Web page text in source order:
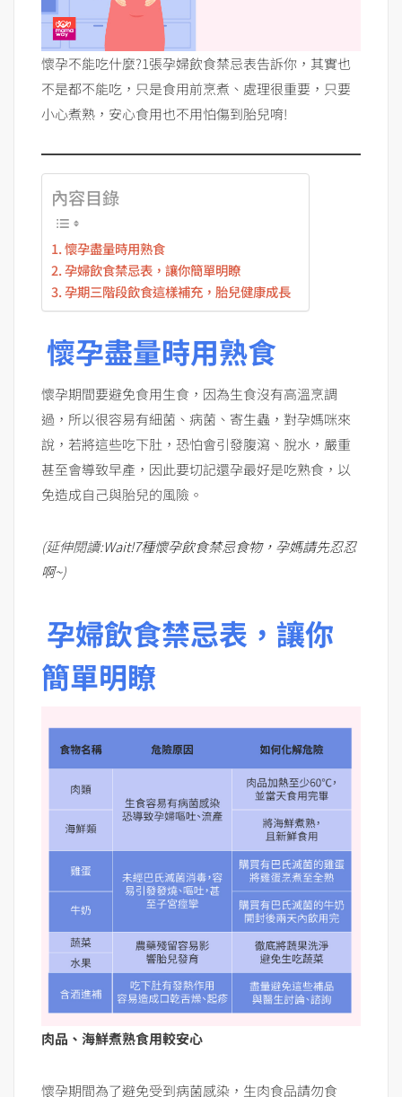
懷孕不能吃什麼?1張孕婦飲食禁忌表告訴你，其實也
不是都不能吃，只是食用前烹煮、處理很重要，只要
小心煮熟，安心食用也不用怕傷到胎兒唷!
內容目錄
懷孕盡量時用熟食
孕婦飲食禁忌表，讓你簡單明瞭
孕期三階段飲食這樣補充，胎兒健康成長
懷孕盡量時用熟食
懷孕期間要避免食用生食，因為生食沒有高溫烹調
過，所以很容易有細菌、病菌、寄生蟲，對孕媽咪來
說，若將這些吃下肚，恐怕會引發腹瀉、脫水，嚴重
甚至會導致早產，因此要切記還孕最好是吃熟食，以
免造成自己與胎兒的風險。
(延伸閱讀:Wait!7種懷孕飲食禁忌食物，孕媽請先忍忍
啊~)
孕婦飲食禁忌表，讓你
簡單明瞭
肉品、海鮮煮熟食用較安心
懷孕期間為了避免受到病菌感染，生肉食品請勿食